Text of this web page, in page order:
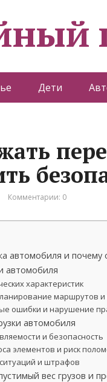
Дети
Комментарии: 0
автомобиля и почему
автомобиля
характеристик
маршрутов и
ошибки и нарушение
автомобиля
и безопасность
элементов и риск
и штрафов
вес грузов и